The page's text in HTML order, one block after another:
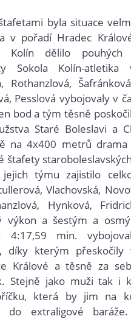
byla situace
v pořadí Hradec
Kolín dělilo pouhých
Sokola Kolín-atletika
Rothanzlová,
Pesslová vybojovaly v
bod a tým těsně
Staré Boleslavi a
na 4x400 metrů
štafety
týmu zajistilo
Vlachovská,
Hynková,
výkon a šestým a
4:17,59 min.
díky kterým přeskočily
Králové a těsně za
Stejně jako muži tak i
která by jim na
do extraligové